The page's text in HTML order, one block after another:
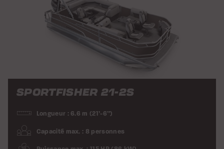
SPORTFISHER 21-2S
Longueur : 6.6 m (21’-6”)
Capacité max. : 8 personnes